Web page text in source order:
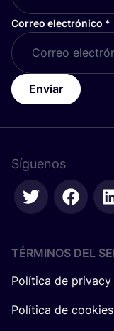
Correo electrónico *
Enviar
Síguenos
TÉRMINOS DEL
Política de privacy
Política de cookies